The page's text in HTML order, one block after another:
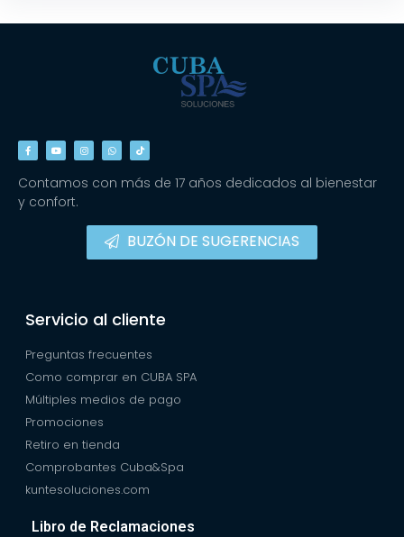
Contamos con más de 17 años dedicados al bienestar
y confort.
BUZÓN DE SUGERENCIAS
Servicio al cliente
Preguntas frecuentes
Como comprar en CUBA SPA
Múltiples medios de pago
Promociones
Retiro en tienda
Comprobantes Cuba&Spa
kuntesoluciones.com
Libro de Reclamaciones